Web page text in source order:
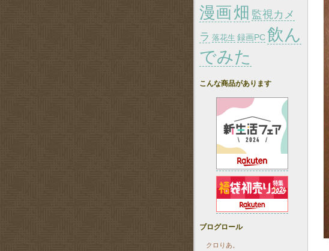
漫画畑 監視カメ
ラ 落花生 録画PC飲ん
でみた
こんな商品があります
ブログロール
クロりあ。